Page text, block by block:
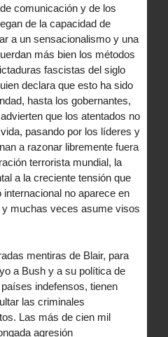
comunicación y de los
de la capacidad de
a un sensacionalismo y una
más bien los métodos
fascistas del siglo
declara que esto ha sido
hasta los gobernantes,
que los atentados no
pasando por los líderes y
a razonar libremente fuera
terrorista mundial, la
a la creciente tensión que
no aparece en
muchas veces asume visos
mentiras de Blair, para
a Bush y a su política de
indefensos, tienen
las criminales
Las más de cien mil
agresión